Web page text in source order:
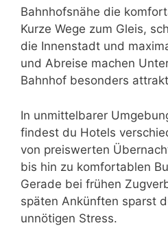
Bahnhofsnähe die
Kurze Wege zum Gleis,
die Innenstadt und
und Abreise machen
Bahnhof besonders
In unmittelbarer
findest du Hotels
von preiswerten
bis hin zu komfortablen
Gerade bei frühen
späten Ankünften sparst
unnötigen Stress.